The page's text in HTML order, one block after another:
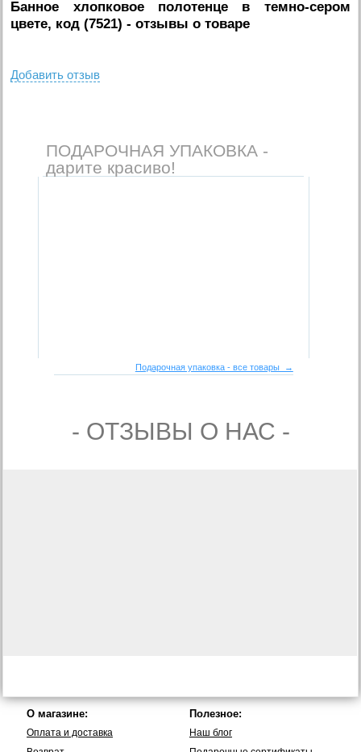
Банное хлопковое полотенце в темно-сером
цвете, код (7521) - отзывы о товаре
Добавить отзыв
ПОДАРОЧНАЯ УПАКОВКА -
дарите красиво!
Подарочная упаковка - все товары →
- ОТЗЫВЫ О НАС -
О магазине:
Оплата и доставка
Полезное:
Наш блог